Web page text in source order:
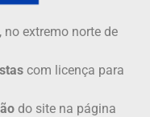
, no extremo norte de
com licença para
do site na página